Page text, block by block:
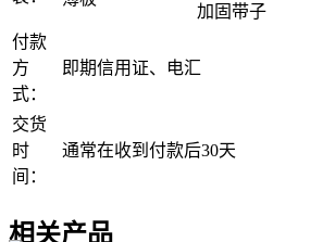
加固带子
付款
方
式：
即期信用证、电汇
交货
时
间：
通常在收到付款后30天
相关产品